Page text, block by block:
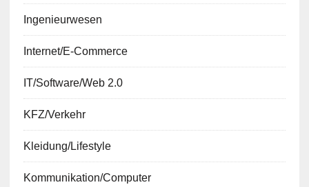
Ingenieurwesen
Internet/E-Commerce
IT/Software/Web 2.0
KFZ/Verkehr
Kleidung/Lifestyle
Kommunikation/Computer